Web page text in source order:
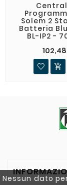
Nessun dato
Solem 2
Batteria
BL-IP2 -
